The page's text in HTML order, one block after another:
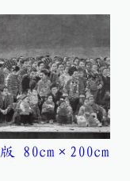
80cm×200cm